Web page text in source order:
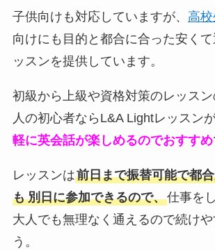
子供向けも対応していますが、 高校
向けにも目的と都合に合った安く
ッスンを提供しています。
初級から上級や資格対策のレッス
人の初心者ならL&A Lightレッスン
軽に英会話が楽しめるのでおすすめ
レッスンは前日まで振替可能で都
も 別日に参加できるので、仕事を
大人でも無理なく通えるので続けや
う。